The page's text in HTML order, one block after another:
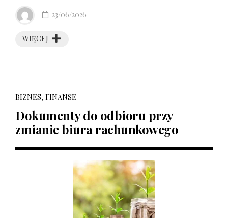
WIĘCEJ
23/06/2026
BIZNES, FINANSE
Dokumenty do odbioru przy
zmianie biura rachunkowego